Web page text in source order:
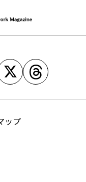
ップ